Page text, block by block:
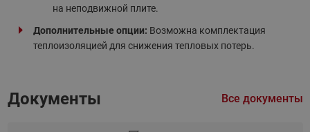
на неподвижной плите.
Дополнительные опции: Возможна комплектация
теплоизоляцией для снижения тепловых потерь.
Документы Все документы